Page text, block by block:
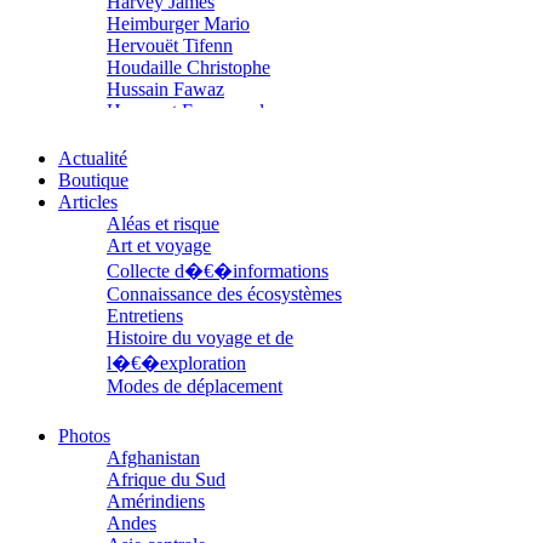
Heimburger Mario
Hervouët Tifenn
Houdaille Christophe
Hussain Fawaz
Hussenet Emmanuel
Jacq Marie-Claire
Jallade Sébastien
Janichon Gérard
Kerouedan Annie
Klein Julie
Klotz Lætitia
Klvana Ilya
Kotry Jérôme
La Brosse Gaële de
Labouche Didier
Lacarrière Jacques
Lacrampe Corine
Laheurte Marielle
Lamotte Aymeric de
Lanni Dominique
Lanouguère-Bruneau Virginie
Lantz François
Actualité
Boutique
Articles
Aléas et risque
Art et voyage
Collecte d�€�informations
Connaissance des écosystèmes
Entretiens
Histoire du voyage et de
l�€�exploration
Modes de déplacement
Parcours choisis
Patrimoine
Petite ethnographie
Portraits
Questions de survie
Réflexions
Photos
Afghanistan
Afrique du Sud
Amérindiens
Andes